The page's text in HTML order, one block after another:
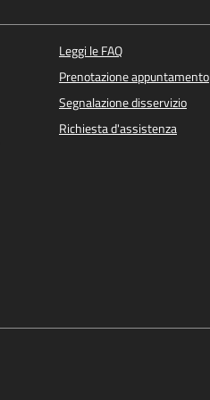
Leggi le FAQ
Prenotazione appuntamento
Segnalazione disservizio
Richiesta d'assistenza